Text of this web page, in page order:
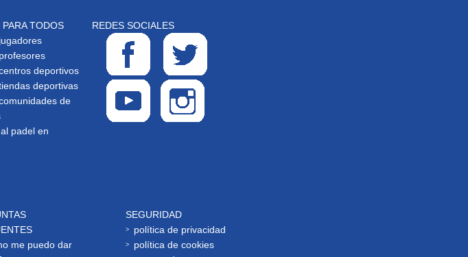
PARA TODOS
deportivos
deportivas
de
padel en
REDES SOCIALES
me puedo dar
SEGURIDAD
política de privacidad
política de cookies